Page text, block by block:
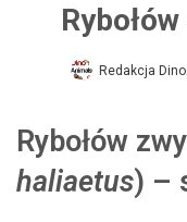
Redakcja
Rybołów
haliaetus) –